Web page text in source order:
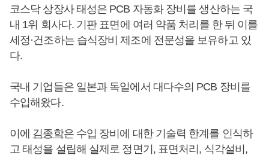
코스닥 상장사 태성은 PCB 자동화 장비를 생산하는 국
내 1위 회사다. 기판 표면에 여러 약품 처리를 한 뒤 이를
세정·건조하는 습식장비 제조에 전문성을 보유하고 있
다.
국내 기업들은 일본과 독일에서 대다수의 PCB 장비를
수입해왔다.
이에 김종학은 수입 장비에 대한 기술력 한계를 인식하
고 태성을 설립해 실제로 정면기, 표면처리, 식각설비,